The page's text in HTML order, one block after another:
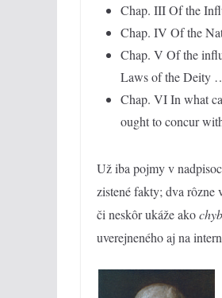
Chap. III Of the
Chap. IV Of the
Chap. V Of the
Laws of the Deity
Chap. VI In what
ought to concur
Už iba pojmy v
zistené fakty; dva rôzne
či neskôr ukáže ako
uverejneného aj na